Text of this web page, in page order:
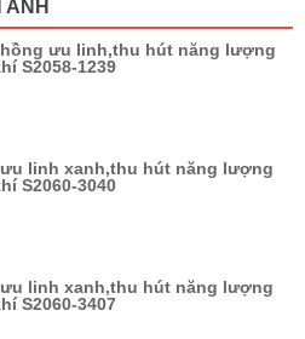
ưu linh,thu hút năng lượng
S2058-1239
linh xanh,thu hút năng lượng
S2060-3040
linh xanh,thu hút năng lượng
S2060-3407